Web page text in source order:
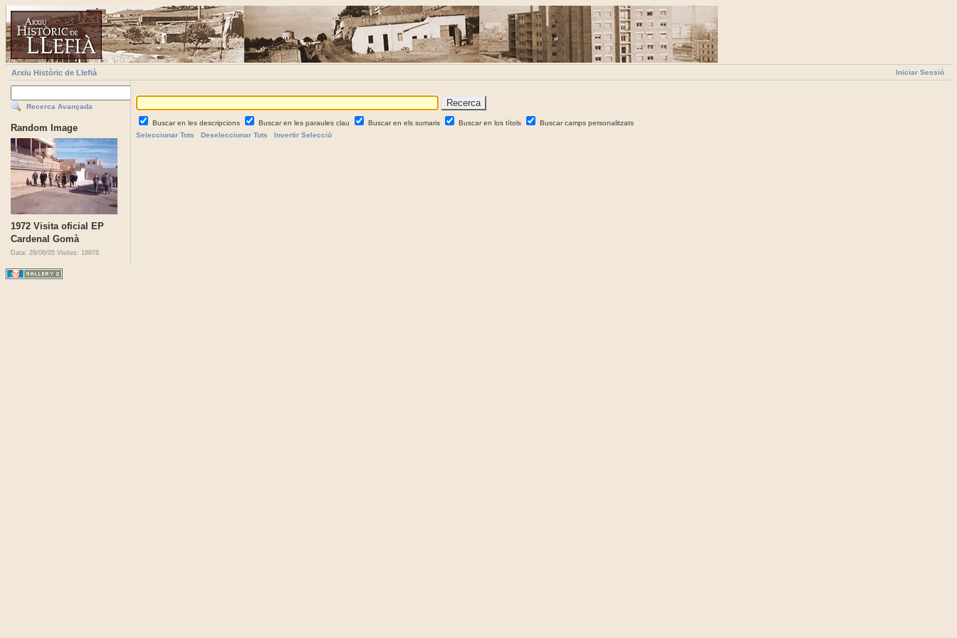
Iniciar Sessió
Arxiu Històric de Llefià
Recerca Avançada
Random Image
1972 Visita oficial EP
Cardenal Gomà
Data: 28/06/05 Visites: 18976
Buscar en les descripcions Buscar en les paraules clau Buscar en els sumaris Buscar en los títols
Buscar camps personalitzats
Seleccionar Tots
Deseleccionar Tots Invertir Selecció